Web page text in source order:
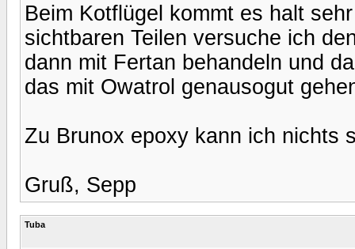
Beim Kotflügel kommt es halt
sichtbaren Teilen versuche ich
dann mit Fertan behandeln und
das mit Owatrol genausogut
Zu Brunox epoxy kann ich nichts
Gruß, Sepp
Tuba